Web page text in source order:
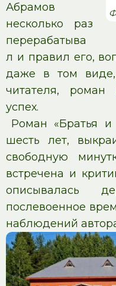
Абрамов
несколько раз
перерабатыва
л и правил его,
даже в том
читателя,
успех.
Роман «Братья
шесть лет,
свободную
встречена и
описывалась
послевоенное
наблюдений